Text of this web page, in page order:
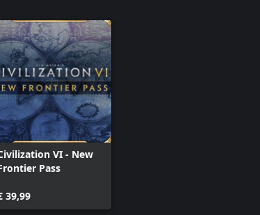
verplaatsingsbonus en
aangrenzingsbonus voor
meer gezondheid.
waarmee je cultuur verdient
VI - New
Pass
39,99